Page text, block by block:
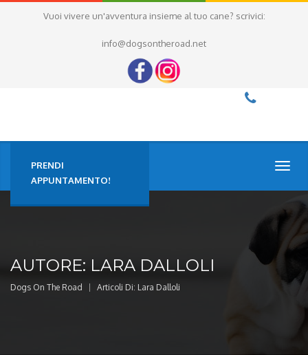
Vuoi vivere un'avventura insieme al tuo cane? scrivici:
info@dogsontheroad.net
PRENDI
APPUNTAMENTO!
AUTORE: LARA DALLOLI
Dogs On The Road Articoli Di: Lara Dalloli